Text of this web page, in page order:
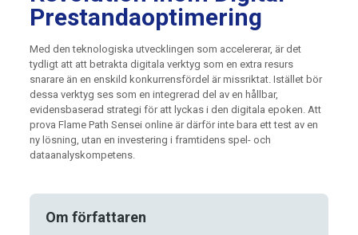
Prestandaoptimering
Med den teknologiska utvecklingen som accelererar, är det
tydligt att att betrakta digitala verktyg som en extra resurs
snarare än en enskild konkurrensfördel är missriktat. Istället bör
dessa verktyg ses som en integrerad del av en hållbar,
evidensbaserad strategi för att lyckas i den digitala epoken. Att
prova Flame Path Sensei online är därför inte bara ett test av en
ny lösning, utan en investering i framtidens spel- och
dataanalyskompetens.
Om författaren